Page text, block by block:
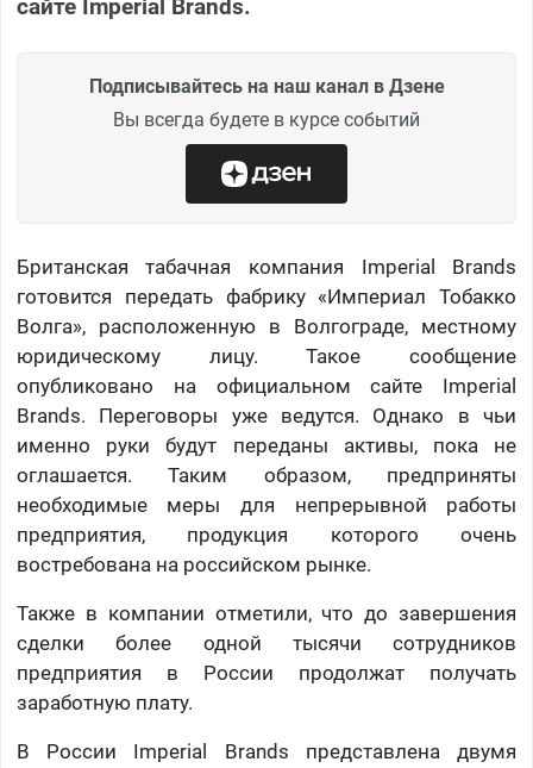
сайте Imperial Brands.
Подписывайтесь на наш канал в Дзене
Вы всегда будете в курсе событий
Британская табачная компания Imperial Brands
готовится передать фабрику «Империал Тобакко
Волга», расположенную в Волгограде, местному
юридическому лицу. Такое сообщение
опубликовано на официальном сайте Imperial
Brands. Переговоры уже ведутся. Однако в чьи
именно руки будут переданы активы, пока не
оглашается. Таким образом, предприняты
необходимые меры для непрерывной работы
предприятия, продукция которого очень
востребована на российском рынке.
Также в компании отметили, что до завершения
сделки более одной тысячи сотрудников
предприятия в России продолжат получать
заработную плату.
В России Imperial Brands представлена двумя